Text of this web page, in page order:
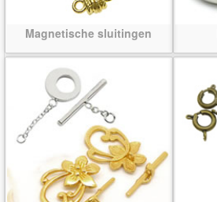
Magnetische sluitingen